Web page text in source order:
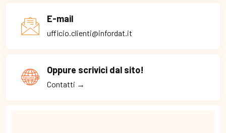
E-mail
ufficio.clienti@infordat.it
Oppure scrivici dal sito!
Contatti →